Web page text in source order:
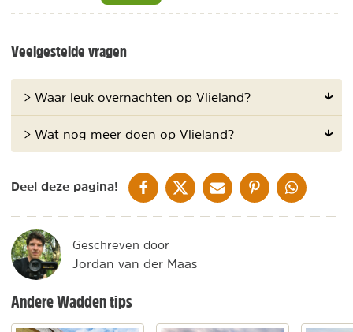
Veelgestelde vragen
> Waar leuk overnachten op Vlieland?
> Wat nog meer doen op Vlieland?
Deel deze pagina! DELEN OP FACEBOOK
DELEN OP XDELEN VIA DE MAIL
DELEN OP PINTEREST
DELEN OP
Geschreven door
Jordan van der Maas
Andere Wadden tips